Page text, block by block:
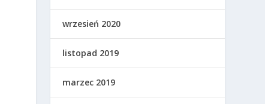
wrzesień 2020
listopad 2019
marzec 2019